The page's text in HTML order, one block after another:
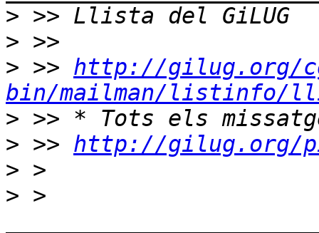
>
>
> >> http://gilug.org/
bin/mailman/listinfo/
>
> >> http://gilug.org/
>
> >